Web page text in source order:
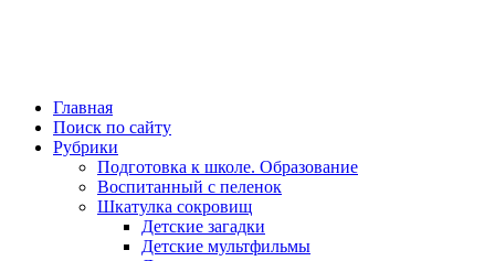
Главная
Поиск по сайту
Рубрики
Подготовка к школе. Образование
Воспитанный с пеленок
Шкатулка сокровищ
Детские загадки
Детские мультфильмы